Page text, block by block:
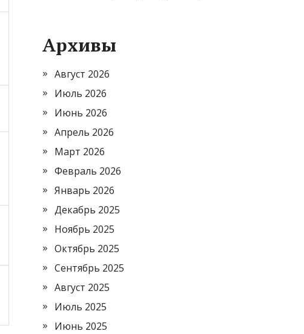
Архивы
Август 2026
Июль 2026
Июнь 2026
Апрель 2026
Март 2026
Февраль 2026
Январь 2026
Декабрь 2025
Ноябрь 2025
Октябрь 2025
Сентябрь 2025
Август 2025
Июль 2025
Июнь 2025